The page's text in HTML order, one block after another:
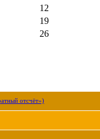
12
19
26
отсчёт»)